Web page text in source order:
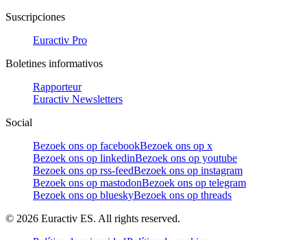
Suscripciones
Euractiv Pro
Boletines informativos
Rapporteur
Euractiv Newsletters
Social
Bezoek ons op facebookBezoek ons op x
Bezoek ons op linkedinBezoek ons op youtube
Bezoek ons op rss-feedBezoek ons op instagram
Bezoek ons op mastodonBezoek ons op telegram
Bezoek ons op blueskyBezoek ons op threads
© 2026 Euractiv ES. All rights reserved.